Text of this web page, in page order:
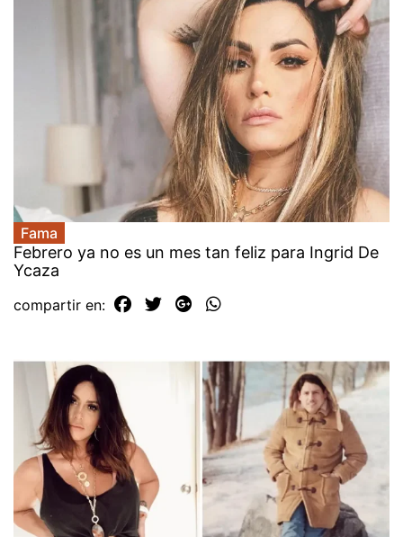
Fama
Febrero ya no es un mes tan feliz para Ingrid De
Ycaza
compartir en: